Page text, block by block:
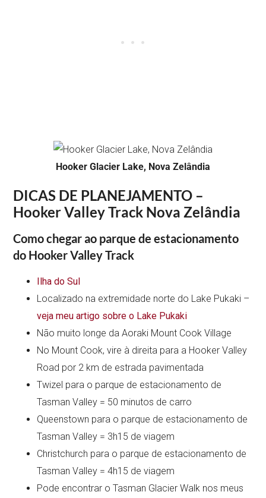
Hooker Glacier Lake, Nova Zelândia
DICAS DE PLANEJAMENTO –
Hooker Valley Track Nova Zelândia
Como chegar ao parque de estacionamento
do Hooker Valley Track
Ilha do Sul
Localizado na extremidade norte do Lake Pukaki –
veja meu artigo sobre o Lake Pukaki
Não muito longe da Aoraki Mount Cook Village
No Mount Cook, vire à direita para a Hooker Valley
Road por 2 km de estrada pavimentada
Twizel para o parque de estacionamento de
Tasman Valley = 50 minutos de carro
Queenstown para o parque de estacionamento de
Tasman Valley = 3h15 de viagem
Christchurch para o parque de estacionamento de
Tasman Valley = 4h15 de viagem
Pode encontrar o Tasman Glacier Walk nos meus